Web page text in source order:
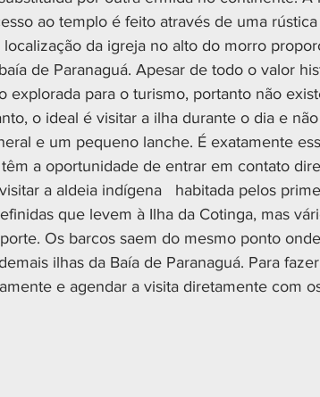
ao templo é feito através de uma
da igreja no alto do morro
de Paranaguá. Apesar de todo o valor
explorada para o turismo, portanto não
o ideal é visitar a ilha durante o dia e
e um pequeno lanche. É exatamente
a oportunidade de entrar em contato
a aldeia indígena   habitada pelos
que levem à Ilha da Cotinga, mas
Os barcos saem do mesmo ponto
ilhas da Baía de Paranaguá. Para
e agendar a visita diretamente com